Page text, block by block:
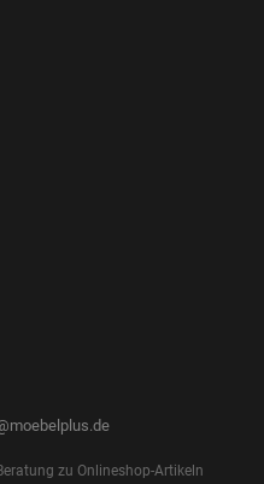
zu Onlineshop-Artikeln